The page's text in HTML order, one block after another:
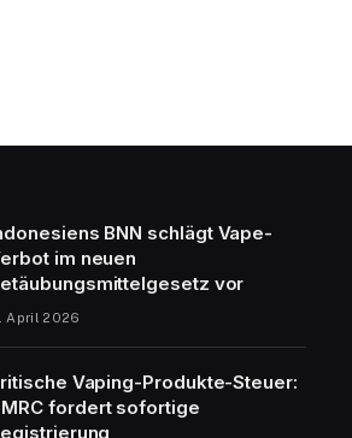
BNN schlägt Vape-
im neuen
vor
April 2026
Vaping-Produkte-Steuer:
fordert sofortige